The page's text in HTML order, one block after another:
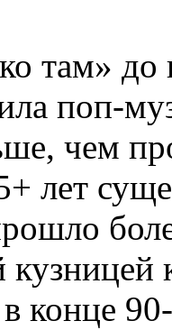
чем
лет
конце